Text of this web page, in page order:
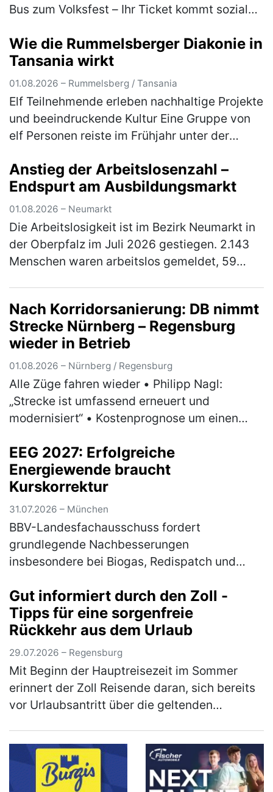
Bus zum Volksfest – Ihr Ticket kommt sozialen
Deutsch-Amerikanische Gemei…(mehr)
Wie die Rummelsberger Diakonie in
Tansania wirkt
01.08.2026 – Rummelsberg / Tansania
Elf Teilnehmende erleben nachhaltige Projekte
und beeindruckende Kultur Eine Gruppe von
elf Personen reiste im Frühjahr unter der
Günter Neidhardt nach Tansan…(mehr)
Anstieg der Arbeitslosenzahl –
Endspurt am Ausbildungsmarkt
01.08.2026 – Neumarkt
Die Arbeitslosigkeit ist im Bezirk Neumarkt in
der Oberpfalz im Juli 2026 gestiegen. 2.143
Menschen waren arbeitslos gemeldet, 59
Nach Korridorsanierung: DB nimmt
Strecke Nürnberg – Regensburg
wieder in Betrieb
01.08.2026 – Nürnberg / Regensburg
Alle Züge fahren wieder • Philipp Nagl:
„Strecke ist umfassend erneuert und
modernisiert“ • Kostenprognose um einen
Positive Bilanz zu Umleiterkonzept und Ers…
(mehr)
EEG 2027: Erfolgreiche
Energiewende braucht
Kurskorrektur
31.07.2026 – München
BBV-Landesfachausschuss fordert
grundlegende Nachbesserungen
insbesondere bei Biogas, Redispatch und
Bundeskabinett die Novelle für das
Erneuerbare-Energien-Gesetz (EE…
Gut informiert durch den Zoll -
Tipps für eine sorgenfreie
Rückkehr aus dem Urlaub
29.07.2026 – Regensburg
Mit Beginn der Hauptreisezeit im Sommer
erinnert der Zoll Reisende daran, sich bereits
vor Urlaubsantritt über die geltenden
(mehr)